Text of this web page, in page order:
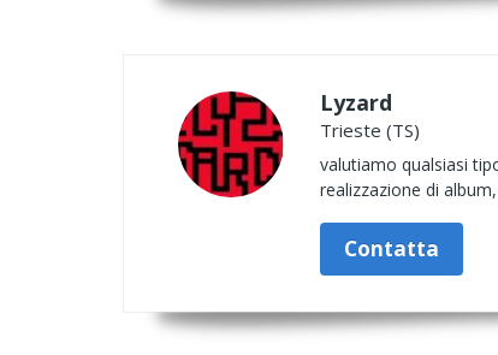
Lyzard
Trieste (TS)
valutiamo qualsiasi
realizzazione di
Contatta